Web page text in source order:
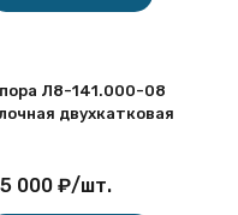
Л8-141.000-08
двухкатковая
000 ₽/шт.